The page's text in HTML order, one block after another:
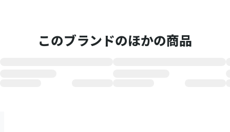
このブランドのほかの商品